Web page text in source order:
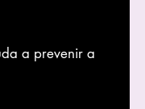
a prevenir a